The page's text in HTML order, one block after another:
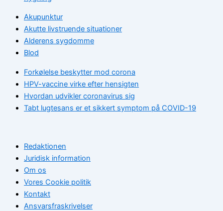
Akupunktur
Akutte livstruende situationer
Alderens sygdomme
Blod
Forkølelse beskytter mod corona
HPV-vaccine virke efter hensigten
Hvordan udvikler coronavirus sig
Tabt lugtesans er et sikkert symptom på COVID-19
Redaktionen
Juridisk information
Om os
Vores Cookie politik
Kontakt
Ansvarsfraskrivelser